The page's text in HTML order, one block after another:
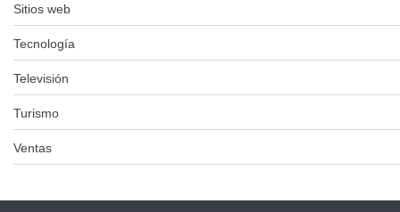
Sitios web
Tecnología
Televisión
Turismo
Ventas